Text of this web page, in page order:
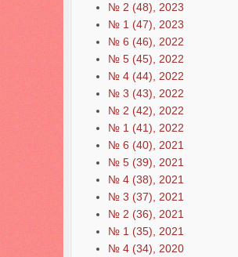
№ 2 (48), 2023
№ 1 (47), 2023
№ 6 (46), 2022
№ 5 (45), 2022
№ 4 (44), 2022
№ 3 (43), 2022
№ 2 (42), 2022
№ 1 (41), 2022
№ 6 (40), 2021
№ 5 (39), 2021
№ 4 (38), 2021
№ 3 (37), 2021
№ 2 (36), 2021
№ 1 (35), 2021
№ 4 (34), 2020